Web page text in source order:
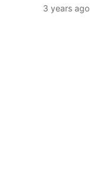
3 years ago